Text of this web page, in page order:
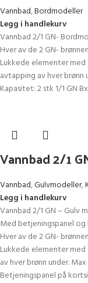
Vannbad,Bordmodeller
Legg i handlekurv
Vannbad 2/1 GN-
Hver av de 2 GN-
Lukkede elementer
avtapping av hver brønn
Kapasitet: 2 stk 1/1 GN
Vannbad 2/1
Vannbad,Gulvmodeller,
Legg i handlekurv
Vannbad 2/1 GN – Gulv
Med betjeningspanel
Hver av de 2 GN-
Lukkede elementer
av hver brønn under.
Betjeningspanel på